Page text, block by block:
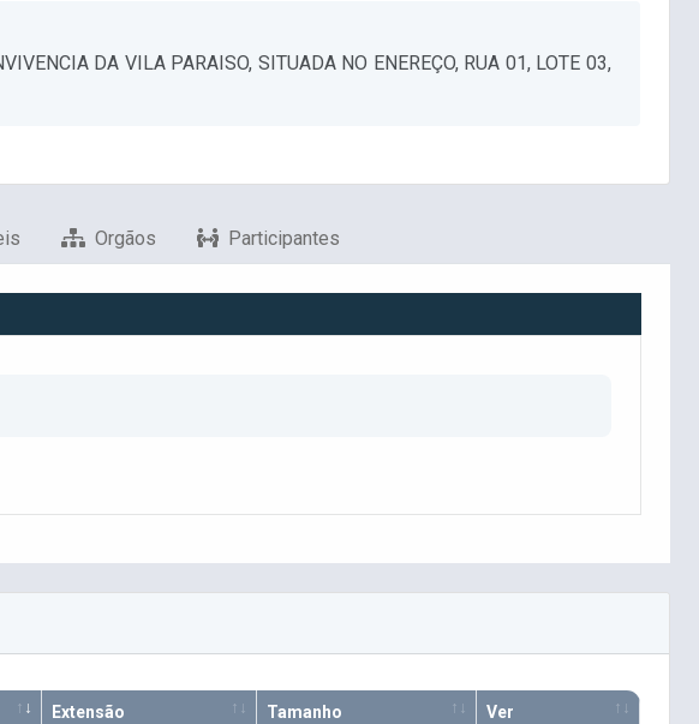
DA VILA PARAISO, SITUADA NO ENEREÇO, RUA 01, LOTE 03,
Orgãos Participantes
Extensão Tamanho Ver